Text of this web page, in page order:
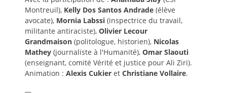
Montreuil), Kelly Dos Santos Andrade (élève
avocate), Mornia Labssi (inspectrice du travail,
militante antiraciste), Olivier Lecour
Grandmaison (politologue, historien), Nicolas
Mathey (journaliste à l'Humanité), Omar Slaouti
(enseignant, comité Vérité et justice pour Ali Ziri).
Animation : Alexis Cukier et Christiane Vollaire.